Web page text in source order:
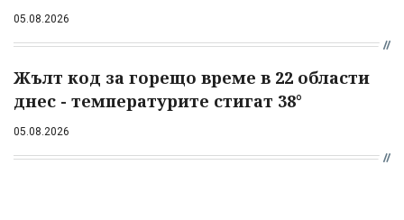
05.08.2026
Жълт код за горещо време в 22 области
днес - температурите стигат 38°
05.08.2026